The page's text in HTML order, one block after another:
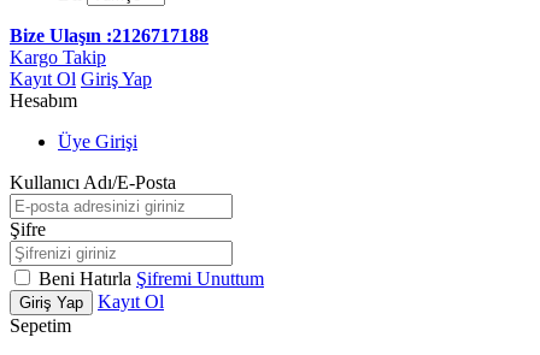
Bize Ulaşın :2126717188
Kargo Takip
Kayıt Ol Giriş Yap
Hesabım
Üye Girişi
Kullanıcı Adı/E-Posta
Şifre
Beni Hatırla Şifremi Unuttum
Giriş Yap
Kayıt Ol
Sepetim